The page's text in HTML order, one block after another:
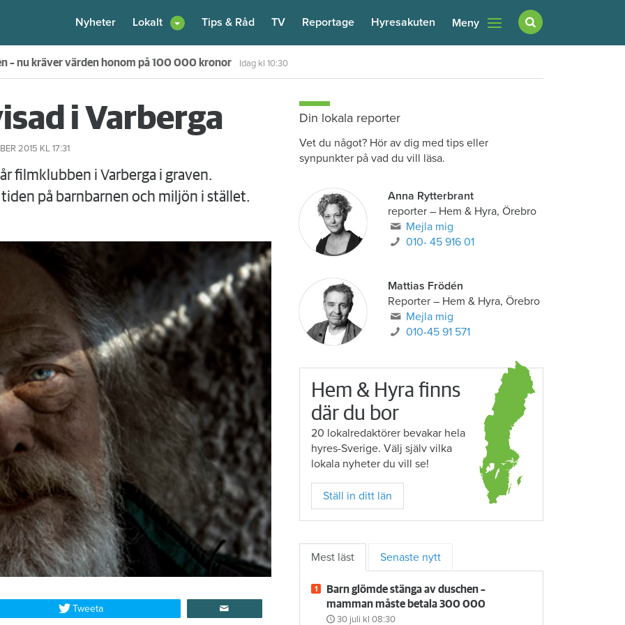
Nyheter Lokalt Tips & Råd TV Reportage Hyresakuten Meny
– nu kräver värden honom på 100 000 kronor Idag kl 10:30
i Varberga
2015 KL 17:31
filmklubben i Varberga i graven.
på barnbarnen och miljön i stället.
Tweeta
Din lokala reporter
Vet du något? Hör av dig med tips eller
synpunkter på vad du vill läsa.
Anna Rytterbrant
reporter– Hem & Hyra, Örebro
Mejla mig
010- 45 916 01
Mattias Frödén
Reporter– Hem & Hyra, Örebro
Mejla mig
010-45 91 571
Hem & Hyra finns
där du bor
20 lokalredaktörer bevakar hela
hyres-Sverige. Välj själv vilka
lokala nyheter du vill se!
Ställ in ditt län
Mest läst Senaste nytt
Barn glömde stänga av duschen –
mamman måste betala 300 000
30 juli kl 08:30